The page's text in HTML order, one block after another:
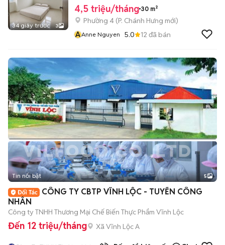
34 giây trước 3
4,5 triệu/tháng 30 m²
Phường 4 (P. Chánh Hưng mới)
AAnne Nguyen 5.0 12 đã bán
Tin nổi bật 5
CÔNG TY CBTP VĨNH LỘC - TUYỂN CÔNG
NHÂN
Công ty TNHH Thương Mại Chế Biến Thực Phẩm Vĩnh Lộc
Đến 12 triệu/tháng Xã Vĩnh Lộc A